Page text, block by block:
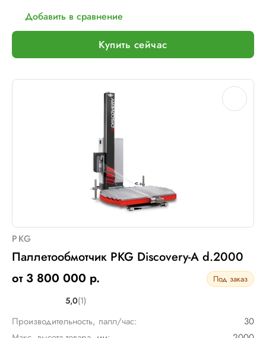
Добавить в сравнение
Купить сейчас
PKG
Паллетообмотчик PKG Discovery-A d.2000
от 3 800 000 р.
Под заказ
5,0(1)
Производительность, палл/час:
30